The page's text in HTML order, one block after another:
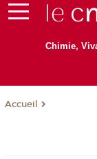
Chimie,
Accueil